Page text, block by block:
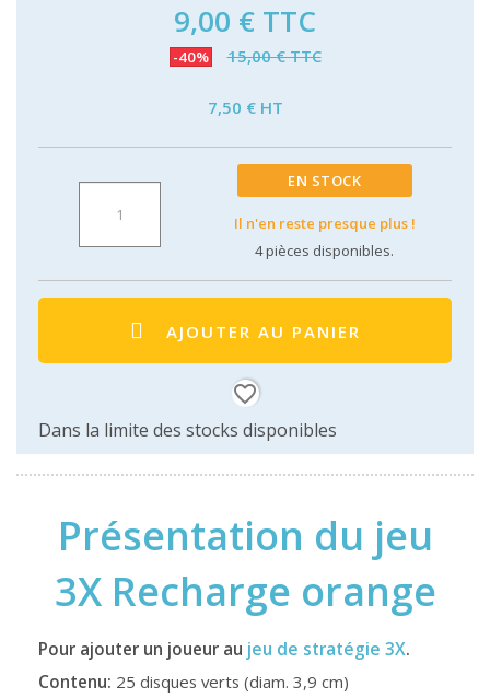
9,00 € TTC
-40% 15,00 € TTC
7,50 € HT
EN STOCK
Il n'en reste presque plus !
4pièces disponibles.
AJOUTER AU PANIER
favorite_border
Dans la limite des stocks disponibles
Présentation du jeu
3X Recharge orange
Pour ajouter un joueur au jeu de stratégie 3X.
Contenu: 25 disques verts (diam. 3,9 cm)